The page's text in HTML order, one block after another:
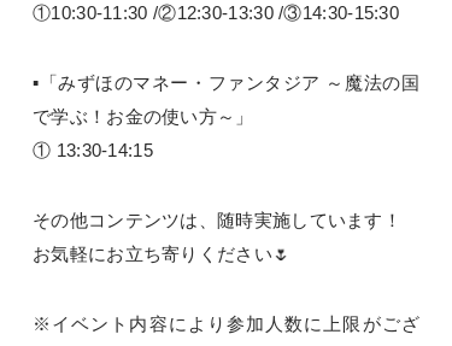
①10:30-11:30 /②12:30-13:30 /③14:30-15:30
▪「みずほのマネー・ファンタジア ～魔法の国
で学ぶ！お金の使い方～」
① 13:30-14:15
その他コンテンツは、随時実施しています！
お気軽にお立ち寄りください🌷
※イベント内容により参加人数に上限がござ